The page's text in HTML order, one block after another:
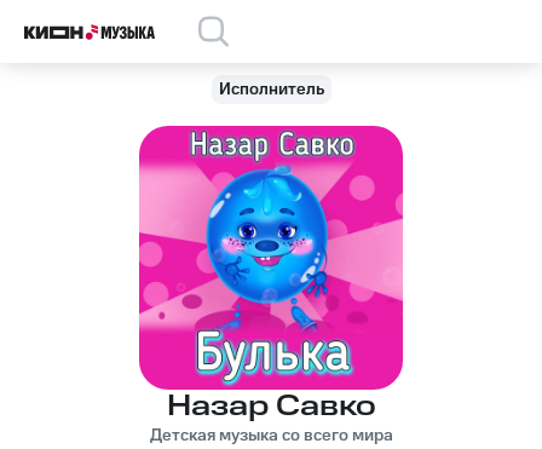
Исполнитель
Назар Савко
Детская музыка со всего мира